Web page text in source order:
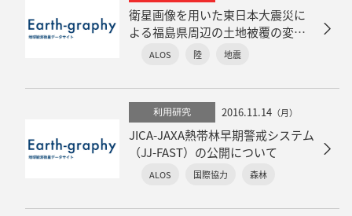
衛星画像を用いた東日本大震災に
よる福島県周辺の土地被覆の変化
状況の把握
ALOS 陸 地震
利用研究 2016.11.14 （月）
JICA-JAXA熱帯林早期警戒システム
（JJ-FAST）の公開について
ALOS 国際協力 森林